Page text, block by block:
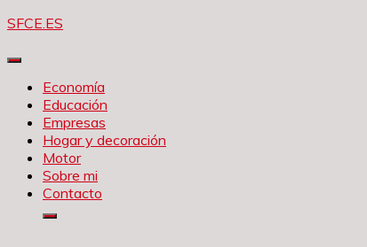
Saltar
contenido
SFCE.ES
Economía
Educación
Empresas
Hogar y decoración
Motor
Sobre mi
Contacto